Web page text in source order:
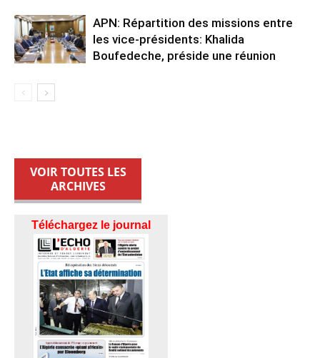
APN: Répartition des missions entre
les vice-présidents: Khalida
Boufedeche, préside une réunion
VOIR TOUTES LES
ARCHIVES